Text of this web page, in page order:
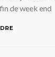
de week end